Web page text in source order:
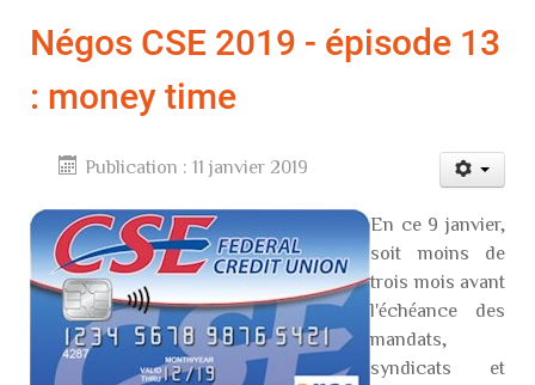
Négos CSE 2019 - épisode 13
: money time
Publication : 11 janvier 2019
En ce 9 janvier,
soit moins de
trois mois avant
l'échéance des
mandats,
syndicats et